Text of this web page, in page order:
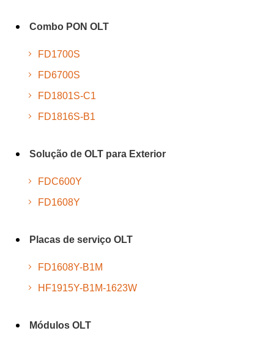
Combo PON OLT
FD1700S
FD6700S
FD1801S-C1
FD1816S-B1
Solução de OLT para Exterior
FDC600Y
FD1608Y
Placas de serviço OLT
FD1608Y-B1M
HF1915Y-B1M-1623W
Módulos OLT